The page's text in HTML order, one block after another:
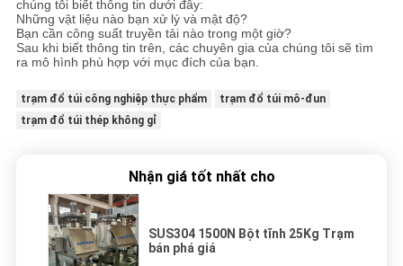
chúng tôi biết thông tin dưới đây:
Những vật liệu nào bạn xử lý và mật độ?
Bạn cần công suất truyền tải nào trong một giờ?
Sau khi biết thông tin trên, các chuyên gia của chúng tôi sẽ tìm
ra mô hình phù hợp với mục đích của bạn.
trạm đổ túi công nghiệp thực phẩm
trạm đổ túi mô-đun
trạm đổ túi thép không gỉ
Nhận giá tốt nhất cho
SUS304 1500N Bột tĩnh 25Kg Trạm
bán phá giá